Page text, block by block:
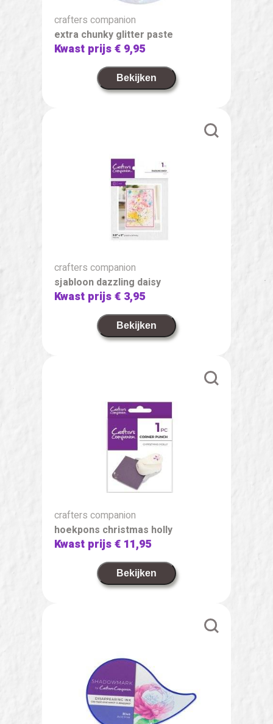
crafters companion
extra chunky glitter paste
Kwast prijs€ 9,95
Bekijken
crafters companion
sjabloon dazzling daisy
Kwast prijs€ 3,95
Bekijken
crafters companion
hoekpons christmas holly
Kwast prijs€ 11,95
Bekijken